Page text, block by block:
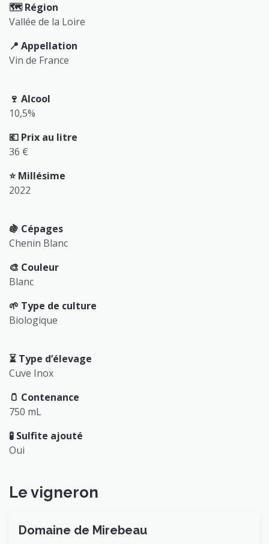
🗺️ Région
Vallée de la Loire
📍 Appellation
Vin de France
🍷 Alcool
10,5%
💶 Prix au litre
36 €
⭐️ Millésime
2022
🍇 Cépages
Chenin Blanc
🎨 Couleur
Blanc
🌱 Type de culture
Biologique
⏳️ Type d’élevage
Cuve Inox
🫙 Contenance
750 mL
🧪 Sulfite ajouté
Oui
Le vigneron
Domaine de Mirebeau